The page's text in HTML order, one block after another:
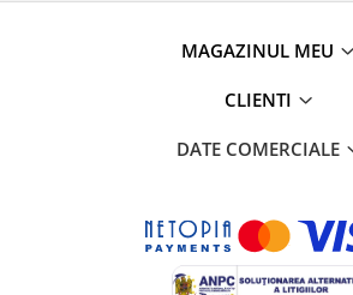
MAGAZINUL MEU
CLIENTI
DATE COMERCIALE